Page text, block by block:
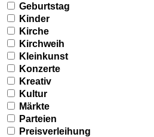
Geburtstag
Kinder
Kirche
Kirchweih
Kleinkunst
Konzerte
Kreativ
Kultur
Märkte
Parteien
Preisverleihung